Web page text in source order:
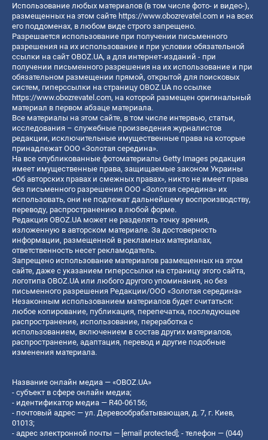
Использование любых материалов (в том числе фото- и видео-),
размещенных на этом сайте https://www.obozrevatel.com и на всех
его поддоменах, в любом виде строго запрещено.
Разрешается использование при получении письменного
разрешения на их использование и при условии обязательной
ссылки на сайт OBOZ.UA, а для интернет-изданий - при
получении письменного разрешения на их использование и при
обязательном размещении прямой, открытой для поисковых
систем, гиперссылки на страницу OBOZ.UA по ссылке
https://www.obozrevatel.com, на которой размещен оригинальный
материал в первом абзаце материала.
Все материалы на этом сайте, в том числе интервью, статьи,
исследования – служебные произведения журналистов
редакции, исключительные имущественные права на которые
принадлежат ООО «Золотая середина».
На все опубликованные фотоматериалы Getty Images редакция
имеет имущественные права, защищаемые законом Украины
«Об авторских правах и смежных правах», никто не имеет права
без письменного разрешения ООО «Золотая середина» их
использовать, они не подлежат дальнейшему воспроизводству,
переводу, распространению в любой форме.
Редакция OBOZ.UA может не разделять точку зрения,
изложенную в авторском материале. За достоверность
информации, размещенной в рекламных материалах,
ответственность несет рекламодатель.
Запрещено использование материалов размещенных на этом
сайте, даже с указанием гиперссылки на страницу этого сайта,
логотипа OBOZ.UA или любого другого упоминания, но без
письменного разрешения Редакции/ООО «Золотая середина»
Незаконным использованием материалов будет считаться:
любое копирование, публикация, перепечатка, последующее
распространение, использование, переработка с
использованием, включением в состав других материалов,
распространение, адаптация, перевод и другие подобные
изменения материала.
Название онлайн медиа — «OBOZ.UA»
- субъект в сфере онлайн медиа;
- идентификатор медиа — R40-06156;
- почтовый адрес — ул. Деревообрабатывающая, д. 7, г. Киев,
01013;
- адрес электронной почты — [email protected]; - телефон — (044)